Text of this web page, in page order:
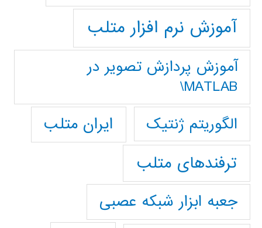
آموزش نرم افزار متلب
آموزش پردازش تصوير در
MATLAB\
الگوریتم ژنتیک
ایران متلب
ترفندهای متلب
جعبه ابزار شبکه عصبی